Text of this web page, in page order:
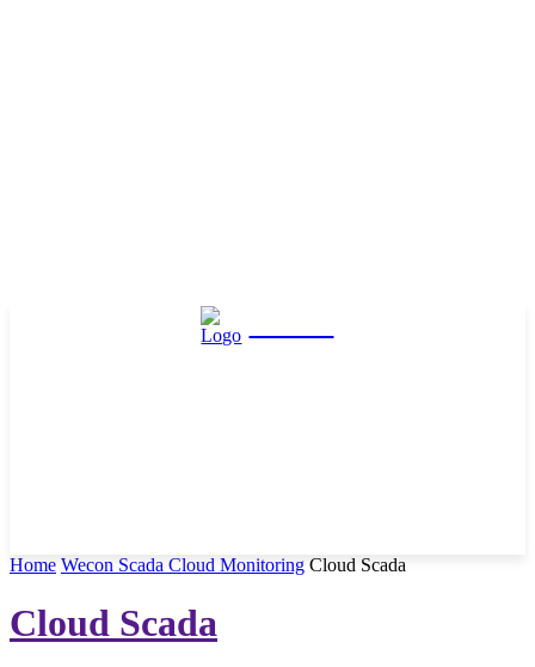
Home Wecon Scada Cloud Monitoring Cloud Scada
Cloud Scada